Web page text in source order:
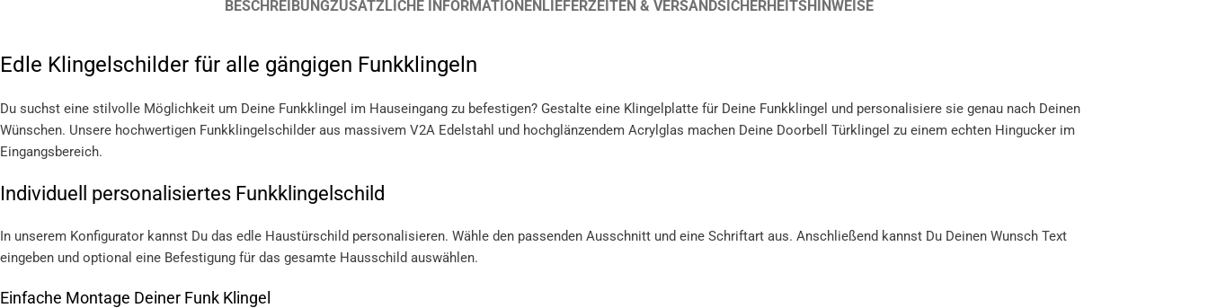
BESCHREIBUNGZUSÄTZLICHE INFORMATIONENLIEFERZEITEN & VERSANDSICHERHEITSHINWEISE
Edle Klingelschilder für alle gängigen Funkklingeln
Du suchst eine stilvolle Möglichkeit um Deine Funkklingel im Hauseingang zu befestigen? Gestalte eine Klingelplatte für Deine Funkklingel und personalisiere sie genau nach Deinen
Wünschen. Unsere hochwertigen Funkklingelschilder aus massivem V2A Edelstahl und hochglänzendem Acrylglas machen Deine Doorbell Türklingel zu einem echten Hingucker im
Eingangsbereich.
Individuell personalisiertes Funkklingelschild
In unserem Konfigurator kannst Du das edle Haustürschild personalisieren. Wähle den passenden Ausschnitt und eine Schriftart aus. Anschließend kannst Du Deinen Wunsch Text
eingeben und optional eine Befestigung für das gesamte Hausschild auswählen.
Einfache Montage Deiner Funk Klingel